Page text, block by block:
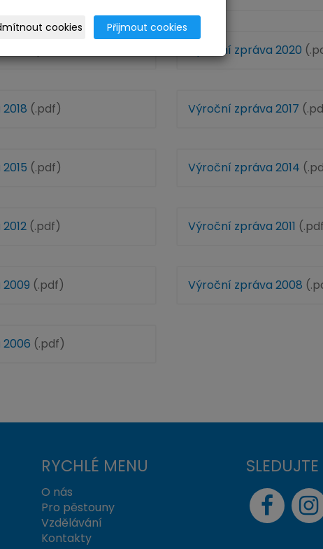
Výroční zpráva 2020
(.pdf) Výroční zpráva 2017
(.pdf) Výroční zpráva 2014
(.pdf) Výroční zpráva 2011
(.pdf) Výroční zpráva 2008
(.pdf)
RYCHLÉ MENU
O nás
Pro pěstouny
Vzdělávání
Kontakty
cookies Přijmout cookies